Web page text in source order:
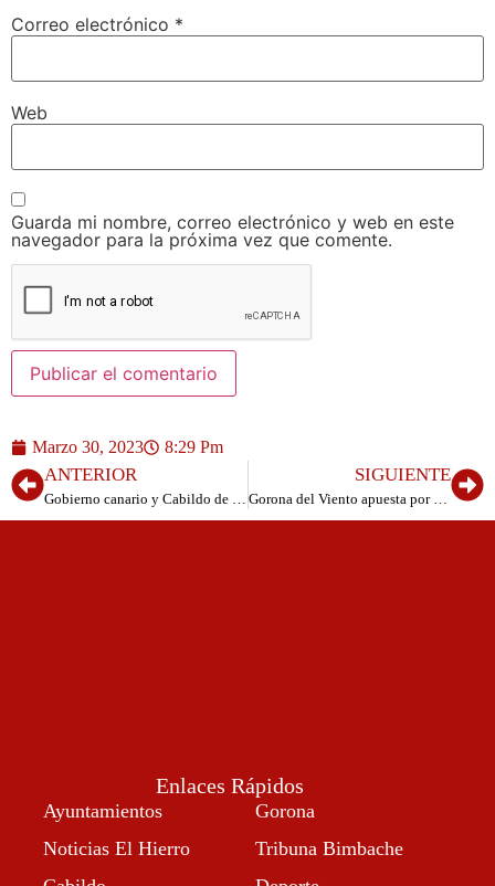
Correo electrónico *
Web
Guarda mi nombre, correo electrónico y web en este
navegador para la próxima vez que comente.
Marzo 30, 2023 8:29 Pm
ANTERIOR
Gobierno canario y Cabildo de El Hierro trabajan en un convenio para mejorar la producción de piña tropical en la isla
SIGUIENTE
Gorona del Viento apuesta por la solar fotovoltaica
Enlaces Rápidos
Ayuntamientos
Noticias El Hierro
Gorona
Tribuna Bimbache